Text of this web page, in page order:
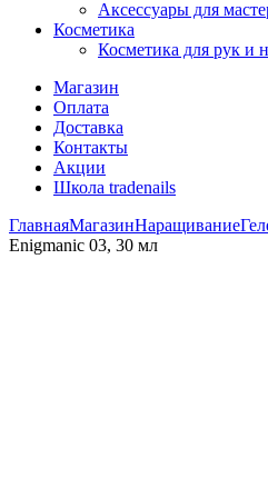
Аксессуары для
Косметика
Косметика для рук и
Магазин
Оплата
Доставка
Контакты
Акции
Школа tradenails
ГлавнаяМагазинНаращивание
Enigmanic 03, 30 мл